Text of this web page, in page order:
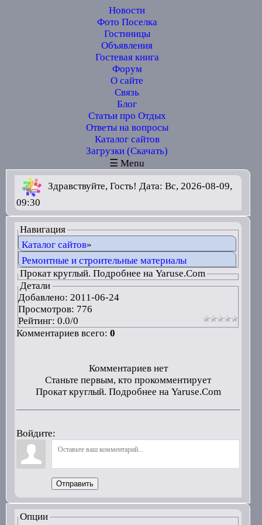
Новости
Фото Поселка
Гостиницы
Объявления
Гостевая книга
Форум
О сайте
Связь
Блог
Статьи про Отдых
Ответы на вопросы
Каталог сайтов
Загрузки (Скачать)
☰ Menu
Здравствуйте, Гость! Дата: Вс, 2026-08-09,
09:30
Навигация
Каталог сайтов»
Ремонтные и строительные материалы
Прокат круглый. Подробнее на Yaruse.Com
Детали
Добавлено: 2011-06-24
Просмотров: 776
Рейтинг: 0.0/0
Комментариев всего: 0
Комментариев нет
Станьте первым, кто прокомментирует
Прокат круглый. Подробнее на Yaruse.Com
Войдите:
Отправить
Опции